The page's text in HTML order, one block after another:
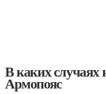
В каких случаях
Армопояс